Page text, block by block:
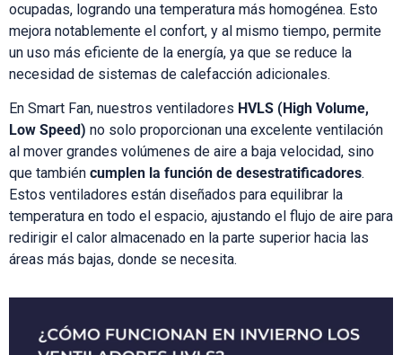
ocupadas, logrando una temperatura más homogénea. Esto
mejora notablemente el confort, y al mismo tiempo, permite
un uso más eficiente de la energía, ya que se reduce la
necesidad de sistemas de calefacción adicionales.
En Smart Fan, nuestros ventiladores HVLS (High Volume,
Low Speed) no solo proporcionan una excelente ventilación
al mover grandes volúmenes de aire a baja velocidad, sino
que también cumplen la función de desestratificadores.
Estos ventiladores están diseñados para equilibrar la
temperatura en todo el espacio, ajustando el flujo de aire para
redirigir el calor almacenado en la parte superior hacia las
áreas más bajas, donde se necesita.